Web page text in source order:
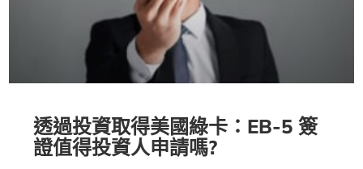
透過投資取得美國綠卡：EB-5 簽
證值得投資人申請嗎?